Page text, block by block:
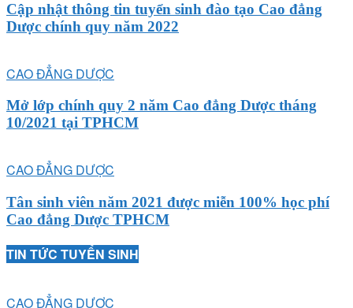
Cập nhật thông tin tuyển sinh đào tạo Cao đẳng
Dược chính quy năm 2022
CAO ĐẲNG DƯỢC
Mở lớp chính quy 2 năm Cao đẳng Dược tháng
10/2021 tại TPHCM
CAO ĐẲNG DƯỢC
Tân sinh viên năm 2021 được miễn 100% học phí
Cao đẳng Dược TPHCM
TIN TỨC TUYỂN SINH
CAO ĐẲNG DƯỢC